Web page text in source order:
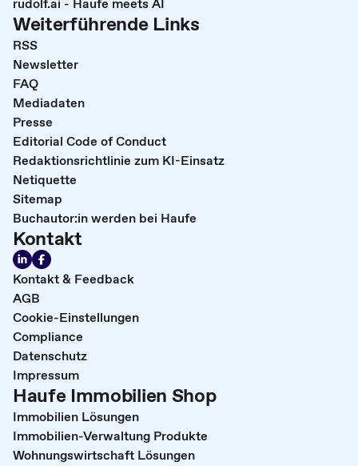
rudolf.ai - Haufe meets AI
Weiterführende Links
RSS
Newsletter
FAQ
Mediadaten
Presse
Editorial Code of Conduct
Redaktionsrichtlinie zum KI-Einsatz
Netiquette
Sitemap
Buchautor:in werden bei Haufe
Kontakt
Kontakt & Feedback
AGB
Cookie-Einstellungen
Compliance
Datenschutz
Impressum
Haufe Immobilien Shop
Immobilien Lösungen
Immobilien-Verwaltung Produkte
Wohnungswirtschaft Lösungen